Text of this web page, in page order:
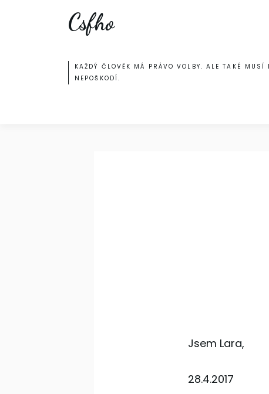
Csfho
KAŽDÝ ČLOVĚK MÁ PRÁVO VOLBY. ALE TAKÉ
NEPOŠKODÍ.
Jsem Lara,
28.4.2017